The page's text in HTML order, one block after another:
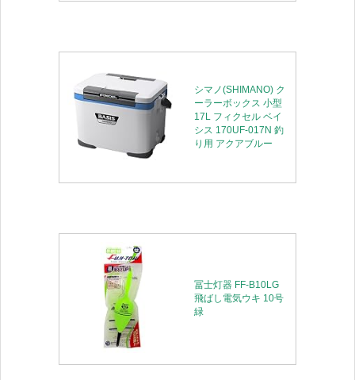
シマノ(SHIMANO) ク
ーラーボックス 小型
17L フィクセル ベイ
シス 170UF-017N 釣
り用 アクアブルー
冨士灯器 FF-B10LG
飛ばし電気ウキ 10号
緑